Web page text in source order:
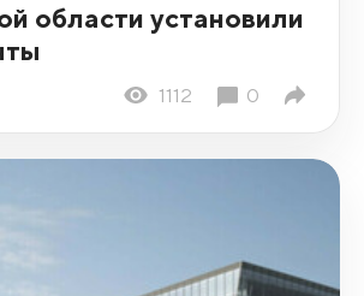
области установили
1112 0